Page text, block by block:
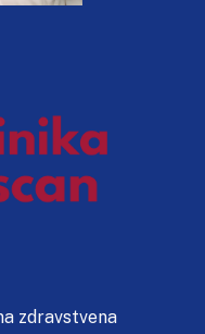
zdravstvena